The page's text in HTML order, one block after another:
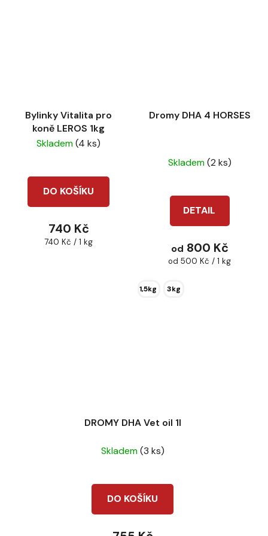
Bylinky Vitalita pro
koně LEROS 1kg
Skladem(4 ks)
DO KOŠÍKU
740 Kč
Měrná
740 Kč / 1 kg
Dromy DHA 4 HORSES
hodnocení
5,0
5
hvězdiček.
Skladem(2 ks)
DETAIL
od 800 Kč
Měrná
od 500 Kč / 1 kg
1,5kg 3kg
DROMY DHA Vet oil 1l
Skladem(3 ks)
DO KOŠÍKU